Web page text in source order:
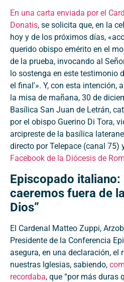
En una carta enviada por el
Donatis, se solicita que, en la
hoy y de los próximos días,
querido obispo emérito en el
de la prueba, invocando al
lo sostenga en este testimonio
el final'». Y, con esta intención,
la misa de mañana, 30 de
Basílica San Juan de Letrán,
por el obispo Guerino Di Tora,
arcipreste de la basílica
directo por Telepace (canal 75)
Facebook de la Diócesis de
Episcopado italiano:
caeremos fuera de
Dios”
El Cardenal Matteo Zuppi,
Presidente de la Conferencia
asegura, en una declaración, el
nuestras Iglesias, sabiendo,
recordaba, que “por más duras